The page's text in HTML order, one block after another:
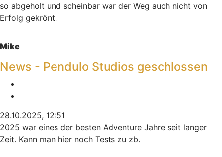
so abgeholt und scheinbar war der Weg auch nicht von
Erfolg gekrönt.
Mike
News - Pendulo Studios geschlossen
28.10.2025, 12:51
2025 war eines der besten Adventure Jahre seit langer
Zeit. Kann man hier noch Tests zu zb.